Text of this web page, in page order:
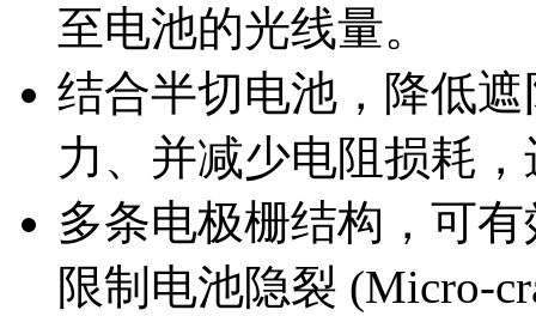
至电池的光线量。
结合半切电池，降低
力、并减少电阻损耗
多条电极栅结构，可
限制电池隐裂 (Micro-